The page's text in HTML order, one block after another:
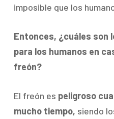
imposible que los
Entonces, ¿cuáles son
para los humanos en
freón?
El freón es peligroso
mucho tiempo, siendo